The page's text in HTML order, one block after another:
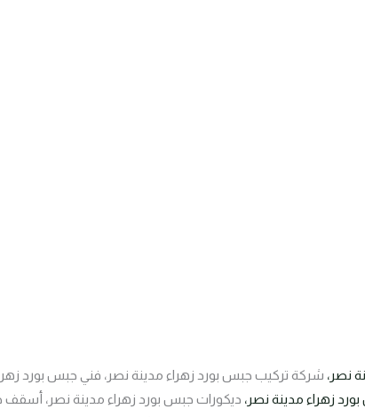
نصر، شركة تركيب جبس بورد زهراء مدينة نصر، فني جبس بورد
زهراء مدينة نصر، ديكورات جبس بورد زهراء مدينة نصر، أسقف